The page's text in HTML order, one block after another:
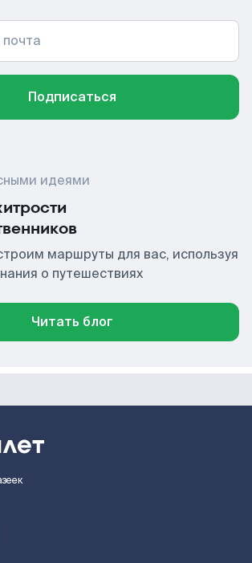
Подписаться
идеями
маршруты для вас, используя
о путешествиях
Читать блог